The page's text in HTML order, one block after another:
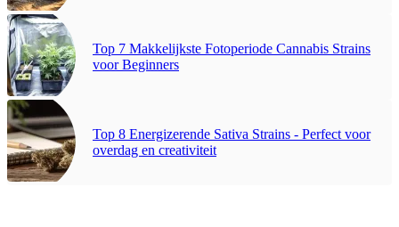
Top 7 Makkelijkste Fotoperiode Cannabis Strains
voor Beginners
Top 8 Energizerende Sativa Strains - Perfect voor
overdag en creativiteit